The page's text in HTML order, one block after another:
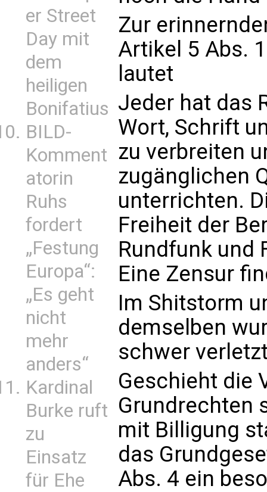
er Street
Day mit
dem
heiligen
Bonifatius
BILD-
Komment
atorin
Ruhs
fordert
„Festung
Europa“:
„Es geht
nicht
mehr
anders“
Kardinal
Burke ruft
zu
Einsatz
für Ehe
Zur
Artikel 5 Abs.
lautet
Jeder hat das
Wort, Schrift
zu verbreiten
zugänglichen
unterrichten.
Freiheit der
Rundfunk und
Eine Zensur
Im Shitstorm
demselben
schwer
Geschieht die
Grundrechten
mit Billigung
das
Abs. 4 ein